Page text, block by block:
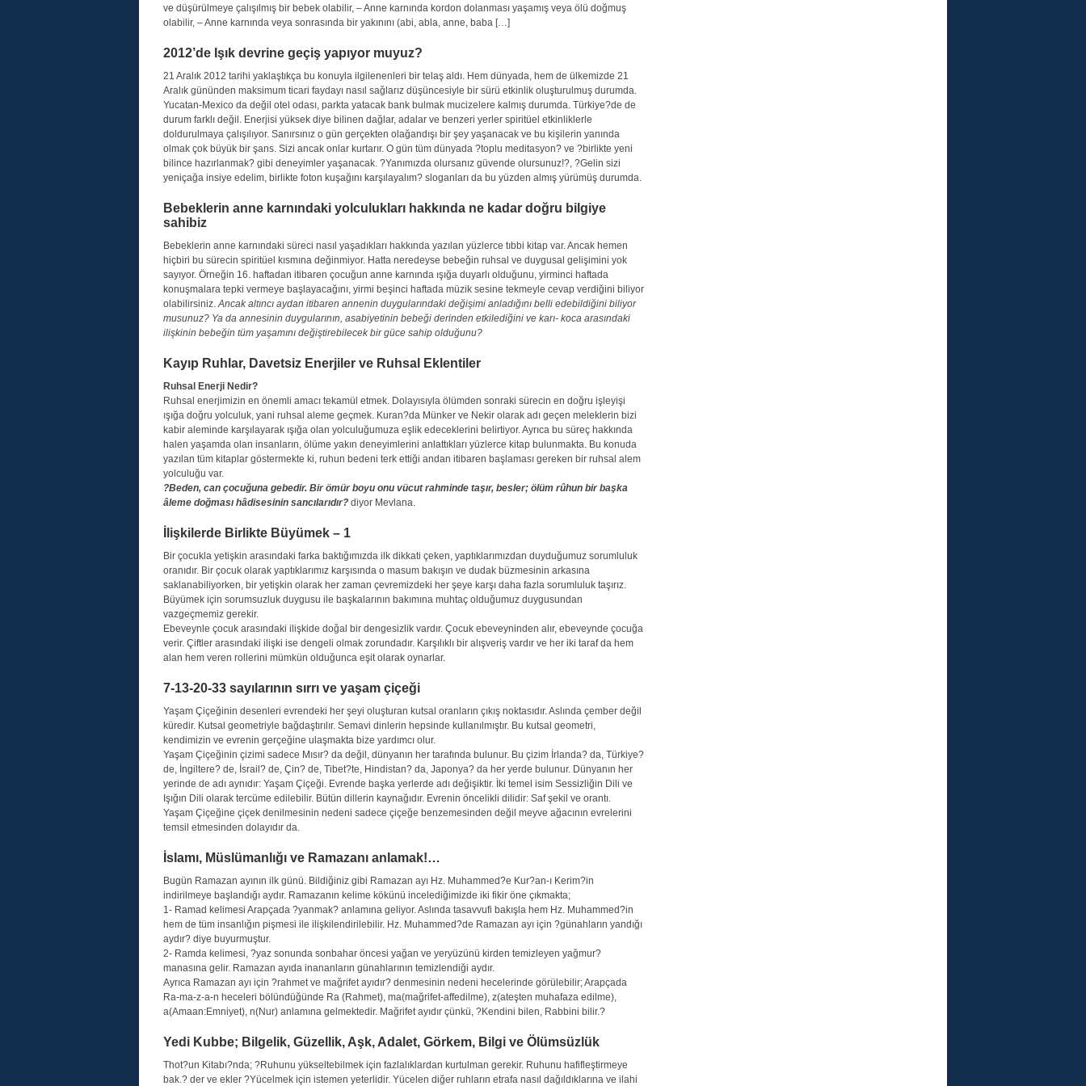
ve düşürülmeye çalışılmış bir bebek olabilir, – Anne karnında kordon dolanması yaşamış veya ölü doğmuş
olabilir, – Anne karnında veya sonrasında bir yakınını (abi, abla, anne, baba […]
2012’de Işık devrine geçiş yapıyor muyuz?
21 Aralık 2012 tarihi yaklaştıkça bu konuyla ilgilenenleri bir telaş aldı. Hem dünyada, hem de ülkemizde 21
Aralık gününden maksimum ticari faydayı nasıl sağlarız düşüncesiyle bir sürü etkinlik oluşturulmuş durumda.
Yucatan-Mexico da değil otel odası, parkta yatacak bank bulmak mucizelere kalmış durumda. Türkiye?de de
durum farklı değil. Enerjisi yüksek diye bilinen dağlar, adalar ve benzeri yerler spiritüel etkinliklerle
doldurulmaya çalışılıyor. Sanırsınız o gün gerçekten olağandışı bir şey yaşanacak ve bu kişilerin yanında
olmak çok büyük bir şans. Sizi ancak onlar kurtarır. O gün tüm dünyada ?toplu meditasyon? ve ?birlikte yeni
bilince hazırlanmak? gibi deneyimler yaşanacak. ?Yanımızda olursanız güvende olursunuz!?, ?Gelin sizi
yeniçağa insiye edelim, birlikte foton kuşağını karşılayalım? sloganları da bu yüzden almış yürümüş durumda.
Bebeklerin anne karnındaki yolculukları hakkında ne kadar doğru bilgiye
sahibiz
Bebeklerin anne karnındaki süreci nasıl yaşadıkları hakkında yazılan yüzlerce tıbbi kitap var. Ancak hemen
hiçbiri bu sürecin spiritüel kısmına değinmiyor. Hatta neredeyse bebeğin ruhsal ve duygusal gelişimini yok
sayıyor. Örneğin 16. haftadan itibaren çocuğun anne karnında ışığa duyarlı olduğunu, yirminci haftada
konuşmalara tepki vermeye başlayacağını, yirmi beşinci haftada müzik sesine tekmeyle cevap verdiğini biliyor
olabilirsiniz.Ancak altıncı aydan itibaren annenin duygularındaki değişimi anladığını belli edebildiğini biliyor
musunuz? Ya da annesinin duygularının, asabiyetinin bebeği derinden etkilediğini ve karı- koca arasındaki
ilişkinin bebeğin tüm yaşamını değiştirebilecek bir güce sahip olduğunu?
Kayıp Ruhlar, Davetsiz Enerjiler ve Ruhsal Eklentiler
Ruhsal Enerji Nedir?
Ruhsal enerjimizin en önemli amacı tekamül etmek. Dolayısıyla ölümden sonraki sürecin en doğru işleyişi
ışığa doğru yolculuk, yani ruhsal aleme geçmek. Kuran?da Münker ve Nekir olarak adı geçen meleklerin bizi
kabir aleminde karşılayarak ışığa olan yolculuğumuza eşlik edeceklerini belirtiyor. Ayrıca bu süreç hakkında
halen yaşamda olan insanların, ölüme yakın deneyimlerini anlattıkları yüzlerce kitap bulunmakta. Bu konuda
yazılan tüm kitaplar göstermekte ki, ruhun bedeni terk ettiği andan itibaren başlaması gereken bir ruhsal alem
yolculuğu var.
?Beden, can çocuğuna gebedir. Bir ömür boyu onu vücut rahminde taşır, besler; ölüm rûhun bir başka
âleme doğması hâdisesinin sancılarıdır? diyor Mevlana.
İlişkilerde Birlikte Büyümek – 1
Bir çocukla yetişkin arasındaki farka baktığımızda ilk dikkati çeken, yaptıklarımızdan duyduğumuz sorumluluk
oranıdır. Bir çocuk olarak yaptıklarımız karşısında o masum bakışın ve dudak büzmesinin arkasına
saklanabiliyorken, bir yetişkin olarak her zaman çevremizdeki her şeye karşı daha fazla sorumluluk taşırız.
Büyümek için sorumsuzluk duygusu ile başkalarının bakımına muhtaç olduğumuz duygusundan
vazgeçmemiz gerekir.
Ebeveynle çocuk arasındaki ilişkide doğal bir dengesizlik vardır. Çocuk ebeveyninden alır, ebeveynde çocuğa
verir. Çiftler arasındaki ilişki ise dengeli olmak zorundadır. Karşılıklı bir alışveriş vardır ve her iki taraf da hem
alan hem veren rollerini mümkün olduğunca eşit olarak oynarlar.
7-13-20-33 sayılarının sırrı ve yaşam çiçeği
Yaşam Çiçeğinin desenleri evrendeki her şeyi oluşturan kutsal oranların çıkış noktasıdır. Aslında çember değil
küredir. Kutsal geometriyle bağdaştırılır. Semavi dinlerin hepsinde kullanılmıştır. Bu kutsal geometri,
kendimizin ve evrenin gerçeğine ulaşmakta bize yardımcı olur.
Yaşam Çiçeğinin çizimi sadece Mısır? da değil, dünyanın her tarafında bulunur. Bu çizim İrlanda? da, Türkiye?
de, İngiltere? de, İsrail? de, Çin? de, Tibet?te, Hindistan? da, Japonya? da her yerde bulunur. Dünyanın her
yerinde de adı aynıdır: Yaşam Çiçeği. Evrende başka yerlerde adı değişiktir. İki temel isim Sessizliğin Dili ve
Işığın Dili olarak tercüme edilebilir. Bütün dillerin kaynağıdır. Evrenin öncelikli dilidir: Saf şekil ve orantı.
Yaşam Çiçeğine çiçek denilmesinin nedeni sadece çiçeğe benzemesinden değil meyve ağacının evrelerini
temsil etmesinden dolayıdır da.
İslamı, Müslümanlığı ve Ramazanı anlamak!…
Bugün Ramazan ayının ilk günü. Bildiğiniz gibi Ramazan ayı Hz. Muhammed?e Kur?an-ı Kerim?in
indirilmeye başlandığı aydır. Ramazanın kelime kökünü incelediğimizde iki fikir öne çıkmakta;
1- Ramad kelimesi Arapçada ?yanmak? anlamına geliyor. Aslında tasavvufi bakışla hem Hz. Muhammed?in
hem de tüm insanlığın pişmesi ile ilişkilendirilebilir. Hz. Muhammed?de Ramazan ayı için ?günahların yandığı
aydır? diye buyurmuştur.
2- Ramda kelimesi, ?yaz sonunda sonbahar öncesi yağan ve yeryüzünü kirden temizleyen yağmur?
manasına gelir. Ramazan ayıda inananların günahlarının temizlendiği aydır.
Ayrıca Ramazan ayı için ?rahmet ve mağrifet ayıdır? denmesinin nedeni hecelerinde görülebilir; Arapçada
Ra-ma-z-a-n heceleri bölündüğünde Ra (Rahmet), ma(mağrifet-affedilme), z(ateşten muhafaza edilme),
a(Amaan:Emniyet), n(Nur) anlamına gelmektedir. Mağrifet ayıdır çünkü, ?Kendini bilen, Rabbini bilir.?
Yedi Kubbe; Bilgelik, Güzellik, Aşk, Adalet, Görkem, Bilgi ve Ölümsüzlük
Thot?un Kitabı?nda; ?Ruhunu yükseltebilmek için fazlalıklardan kurtulman gerekir. Ruhunu hafifleştirmeye
bak.? der ve ekler ?Yücelmek için istemen yeterlidir. Yücelen diğer ruhların etrafa nasıl dağıldıklarına ve ilahi